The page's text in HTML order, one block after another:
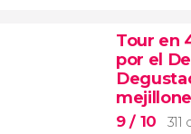
Tour en
por el
9/ 10